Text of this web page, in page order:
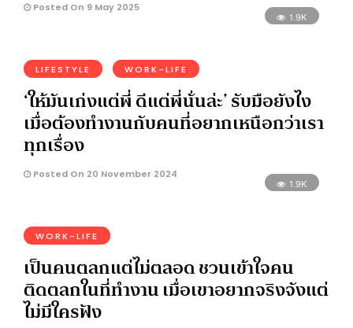
Posted On 9 May 2025
1.9K
LIFESTYLE WORK-LIFE
‘ให้มันเก่งแต่พี่ ดีแต่พี่นั่นล่ะ’ รับมือยังไง
เมื่อต้องทำงานกับคนที่อยากเหนือกว่าเรา
ทุกเรื่อง
Posted On 20 November 2024
1.9K
WORK-LIFE
เป็นคนตลกแต่ไม่ตลอด ชวนเข้าใจคน
ติดตลกในที่ทำงาน เมื่อเขาอยากจริงจังแต่
ไม่มีใครฟัง